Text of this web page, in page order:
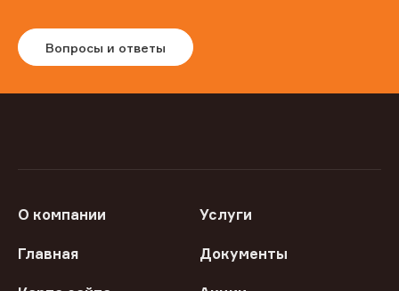
Вопросы и ответы
О компании Услуги
Главная Документы